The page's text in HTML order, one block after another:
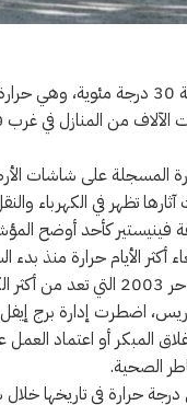
في الخامسة صباحاً كانت مدينة لاروشيل
من المنازل في غرب
المسجلة على شاشات
آثارها تظهر في الكهرباء
عن نحو 68 ألف منزل في منطقة
اضطرت إدارة برج
المبكر أو اعتماد
الصحية.